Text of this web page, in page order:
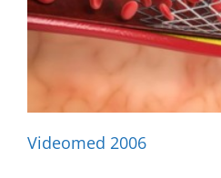
Videomed 2006